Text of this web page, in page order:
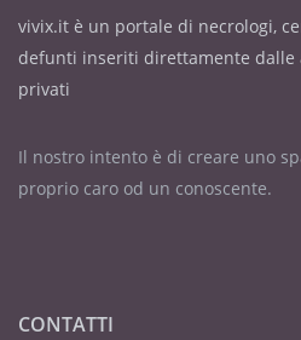
vivix.it è un portale di necrologi,
defunti inseriti direttamente dalle
privati
Il nostro intento è di creare uno
proprio caro od un conoscente.
CONTATTI